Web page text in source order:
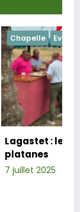
réussi